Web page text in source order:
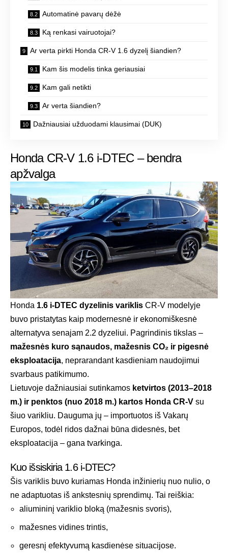
Automatinė pavarų dėžė
Ką renkasi vairuotojai?
Ar verta pirkti Honda CR-V 1.6 dyzelį šiandien?
Kam šis modelis tinka geriausiai
Kam gali netikti
Ar verta šiandien?
Dažniausiai užduodami klausimai (DUK)
Honda CR-V 1.6 i-DTEC – bendra
apžvalga
Honda 1.6 i-DTEC dyzelinis variklis CR-V modelyje
buvo pristatytas kaip modernesnė ir ekonomiškesnė
alternatyva senajam 2.2 dyzeliui. Pagrindinis tikslas –
mažesnės kuro sąnaudos, mažesnis CO₂ ir pigesnė
eksploatacija, neprarandant kasdieniam naudojimui
svarbaus patikimumo.
Lietuvoje dažniausiai sutinkamos ketvirtos (2013–2018
m.) ir penktos (nuo 2018 m.) kartos Honda CR-V su
šiuo varikliu. Dauguma jų – importuotos iš Vakarų
Europos, todėl ridos dažnai būna didesnės, bet
eksploatacija – gana tvarkinga.
Kuo išsiskiria 1.6 i-DTEC?
Šis variklis buvo kuriamas Honda inžinierių nuo nulio, o
ne adaptuotas iš ankstesnių sprendimų. Tai reiškia:
aliumininį variklio bloką (mažesnis svoris),
mažesnes vidines trintis,
geresnį efektyvumą kasdienėse situacijose.